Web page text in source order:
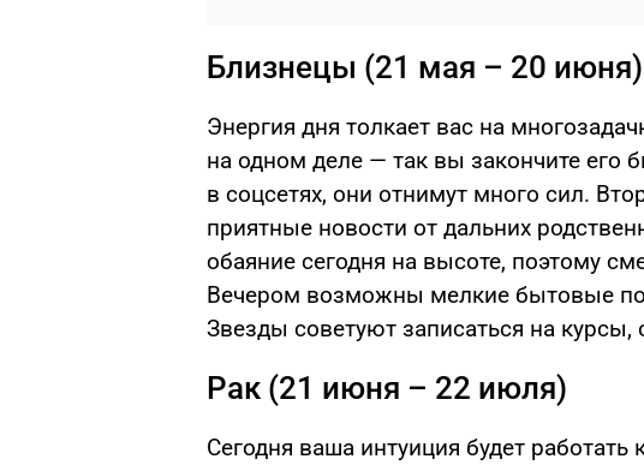
Близнецы (21 мая – 20 июня)
Энергия дня толкает вас на
на одном деле — так вы закончите его
в соцсетях, они отнимут много сил.
приятные новости от дальних
обаяние сегодня на высоте, поэтому
Вечером возможны мелкие бытовые
Звезды советуют записаться на
Рак (21 июня – 22 июля)
Сегодня ваша интуиция будет работать